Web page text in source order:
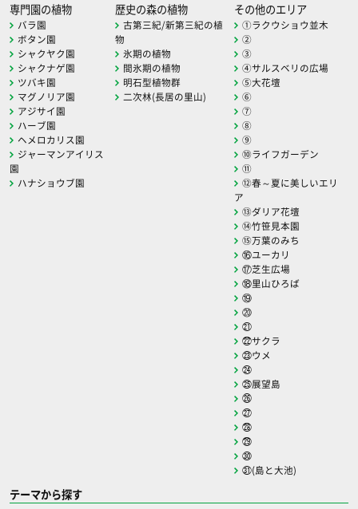
専門園の植物
バラ園
ボタン園
シャクヤク園
シャクナゲ園
ツバキ園
マグノリア園
アジサイ園
ハーブ園
ヘメロカリス園
ジャーマンアイリス
園
ハナショウブ園
歴史の森の植物
古第三紀/新第三紀の植
物
氷期の植物
間氷期の植物
明石型植物群
二次林(長居の里山)
その他のエリア
①ラクウショウ並木
②
③
④サルスベリの広場
⑤大花壇
⑥
⑦
⑧
⑨
⑩ライフガーデン
⑪
⑫春～夏に美しいエリ
ア
⑬ダリア花壇
⑭竹笹見本園
⑮万葉のみち
⑯ユーカリ
⑰芝生広場
⑱里山ひろば
⑲
⑳
㉑
㉒サクラ
㉓ウメ
㉔
㉕展望島
㉖
㉗
㉘
㉙
㉚
㉛(島と大池)
テーマから探す